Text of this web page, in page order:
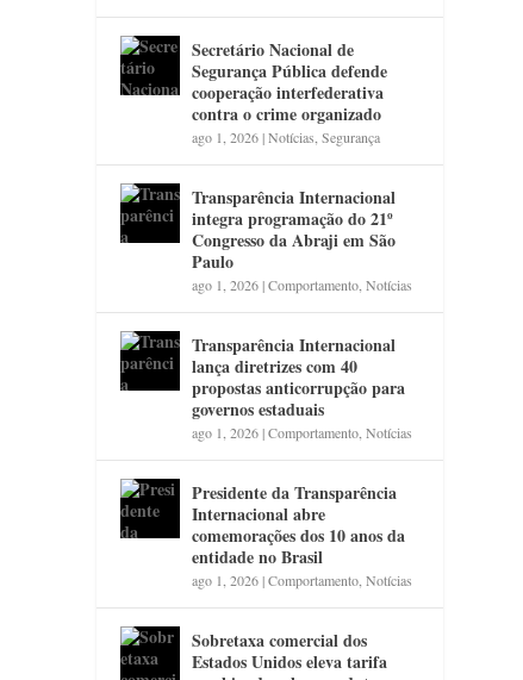
Secretário Nacional de
Segurança Pública defende
cooperação interfederativa
contra o crime organizado
ago 1, 2026|Notícias ,Segurança
Transparência Internacional
integra programação do 21º
Congresso da Abraji em São
Paulo
ago 1, 2026|Comportamento ,Notícias
Transparência Internacional
lança diretrizes com 40
propostas anticorrupção para
governos estaduais
ago 1, 2026|Comportamento ,Notícias
Presidente da Transparência
Internacional abre
comemorações dos 10 anos da
entidade no Brasil
ago 1, 2026|Comportamento ,Notícias
Sobretaxa comercial dos
Estados Unidos eleva tarifa